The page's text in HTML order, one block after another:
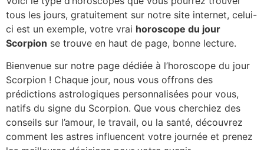
tous les jours, gratuitement sur notre site internet, celui-
ci est un exemple, votre vrai horoscope du jour
Scorpion se trouve en haut de page, bonne lecture.
Bienvenue sur notre page dédiée à l’horoscope du jour
Scorpion ! Chaque jour, nous vous offrons des
prédictions astrologiques personnalisées pour vous,
natifs du signe du Scorpion. Que vous cherchiez des
conseils sur l’amour, le travail, ou la santé, découvrez
comment les astres influencent votre journée et prenez